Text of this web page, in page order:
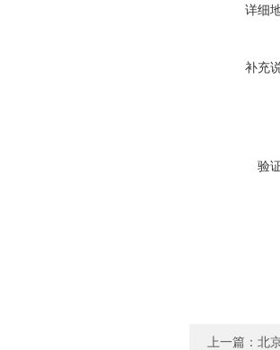
详细
补充
验
上一篇： 北